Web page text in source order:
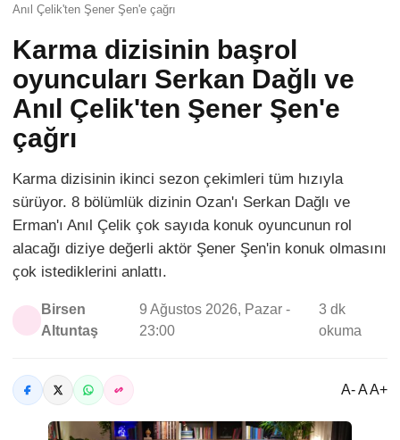
Anıl Çelik'ten Şener Şen'e çağrı
Karma dizisinin başrol
oyuncuları Serkan Dağlı ve
Anıl Çelik'ten Şener Şen'e
çağrı
Karma dizisinin ikinci sezon çekimleri tüm hızıyla
sürüyor. 8 bölümlük dizinin Ozan'ı Serkan Dağlı ve
Erman'ı Anıl Çelik çok sayıda konuk oyuncunun rol
alacağı diziye değerli aktör Şener Şen'in konuk olmasını
çok istediklerini anlattı.
Birsen
Altuntaş
9 Ağustos 2026, Pazar -
23:00
3 dk
okuma
A- A A+